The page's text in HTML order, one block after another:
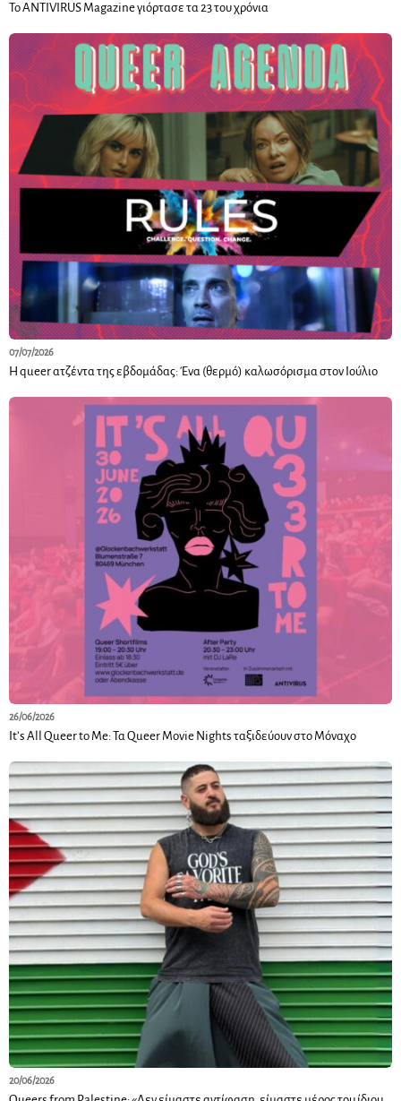
Το ANTIVIRUS Magazine γιόρτασε τα 23 του χρόνια
07/07/2026
Η queer ατζέντα της εβδομάδας: Ένα (θερμό) καλωσόρισμα στον Ιούλιο
26/06/2026
It’s All Queer to Me: Τα Queer Movie Nights ταξιδεύουν στο Μόναχο
20/06/2026